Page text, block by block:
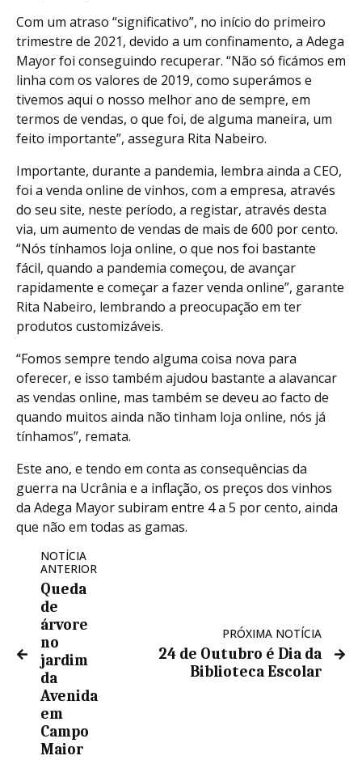
Com um atraso “significativo”, no início do primeiro
trimestre de 2021, devido a um confinamento, a Adega
Mayor foi conseguindo recuperar. “Não só ficámos em
linha com os valores de 2019, como superámos e
tivemos aqui o nosso melhor ano de sempre, em
termos de vendas, o que foi, de alguma maneira, um
feito importante”, assegura Rita Nabeiro.
Importante, durante a pandemia, lembra ainda a CEO,
foi a venda online de vinhos, com a empresa, através
do seu site, neste período, a registar, através desta
via, um aumento de vendas de mais de 600 por cento.
“Nós tínhamos loja online, o que nos foi bastante
fácil, quando a pandemia começou, de avançar
rapidamente e começar a fazer venda online”, garante
Rita Nabeiro, lembrando a preocupação em ter
produtos customizáveis.
“Fomos sempre tendo alguma coisa nova para
oferecer, e isso também ajudou bastante a alavancar
as vendas online, mas também se deveu ao facto de
quando muitos ainda não tinham loja online, nós já
tínhamos”, remata.
Este ano, e tendo em conta as consequências da
guerra na Ucrânia e a inflação, os preços dos vinhos
da Adega Mayor subiram entre 4 a 5 por cento, ainda
que não em todas as gamas.
NOTÍCIA
ANTERIOR
Queda
de
árvore
no
jardim
da
Avenida
em
Campo
Maior
PRÓXIMA NOTÍCIA
24 de Outubro é Dia da
Biblioteca Escolar